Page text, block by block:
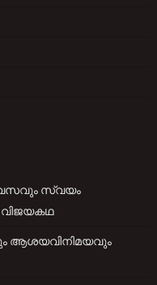
സ്വയം
വിജയകഥ
ആശയവിനിമയവും